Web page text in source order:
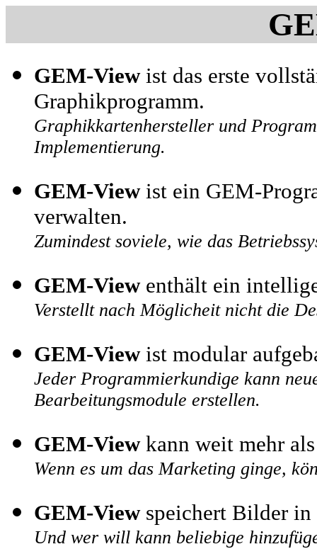
GEM-Viewist das erste
Graphikprogramm.
Graphikkartenhersteller und
Implementierung.
GEM-Viewist ein GEM-
verwalten.
Zumindest soviele, wie das
GEM-Viewenthält ein
Verstellt nach Möglicheit nicht die
GEM-Viewist modular
Jeder Programmierkundige kann
Bearbeitungsmodule erstellen.
GEM-Viewkann weit mehr
Wenn es um das Marketing ginge,
GEM-Viewspeichert Bilder in
Und wer will kann beliebige